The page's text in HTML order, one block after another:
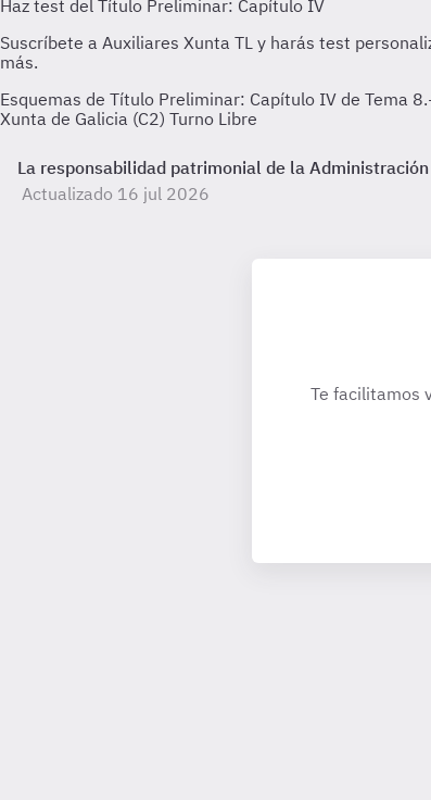
Esquemas de Título Preliminar: Capítulo IV de Tema
Xunta de Galicia (C2) Turno Libre
La responsabilidad patrimonial de la Administración
Actualizado 16 jul 2026
Te facilitamos